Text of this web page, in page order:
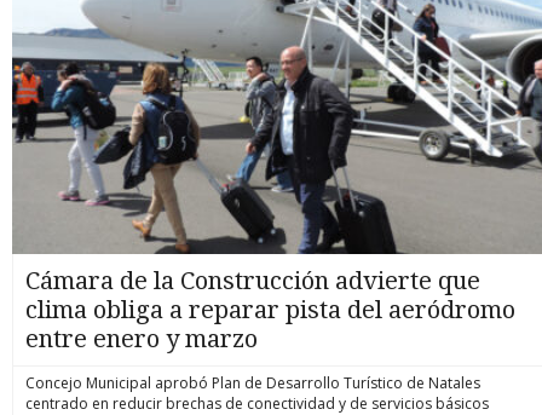
Cámara de la Construcción advierte que
clima obliga a reparar pista del aeródromo
entre enero y marzo
Concejo Municipal aprobó Plan de Desarrollo Turístico de Natales
centrado en reducir brechas de conectividad y de servicios básicos